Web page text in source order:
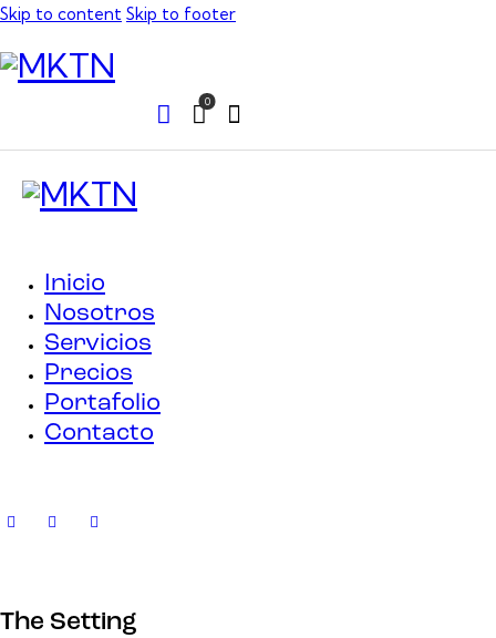
Skip to content Skip to footer
0
Inicio
Nosotros
Servicios
Precios
Portafolio
Contacto
The Setting